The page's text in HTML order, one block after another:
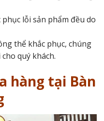
lỗi sản phẩm đều do
thể khắc phục, chúng
quý khách.
hàng tại Bàn